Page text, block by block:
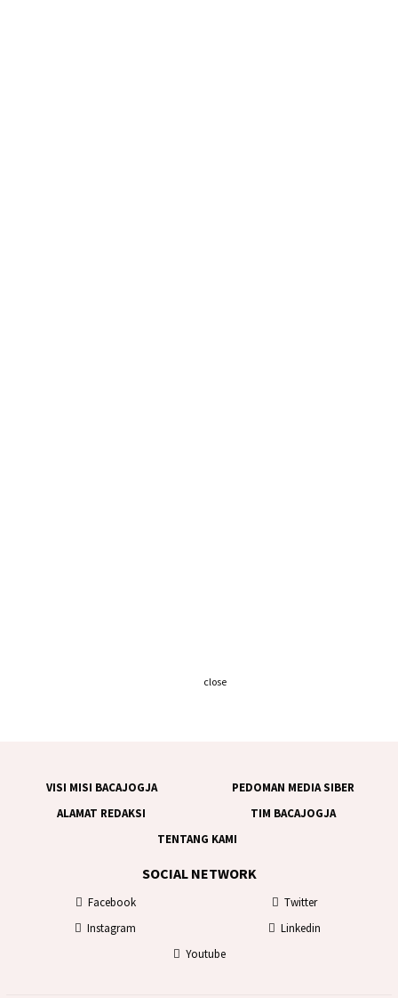
VISI MISI BACAJOGJA
PEDOMAN MEDIA SIBER
ALAMAT REDAKSI
TIM BACAJOGJA
TENTANG KAMI
SOCIAL NETWORK
Facebook
Twitter
Instagram
Linkedin
Youtube
close